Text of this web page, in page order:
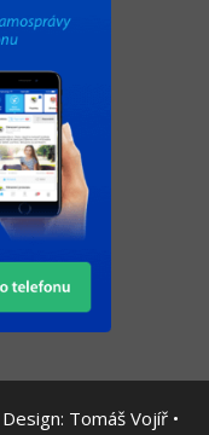
Tomáš Vojíř •